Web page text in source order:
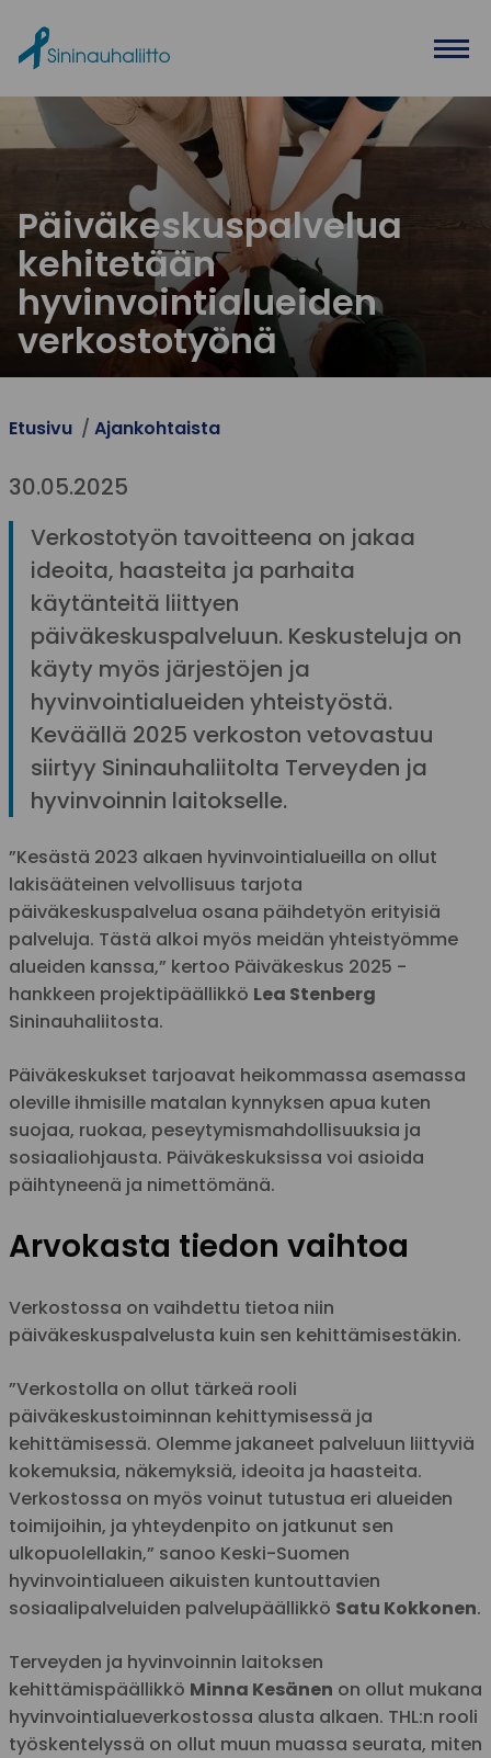
Päiväkeskuspalvelua
kehitetään
hyvinvointialueiden
verkostotyönä
Etusivu Ajankohtaista
30.05.2025
Verkostotyön tavoitteena on jakaa
ideoita, haasteita ja parhaita
käytänteitä liittyen
päiväkeskuspalveluun. Keskusteluja on
käyty myös järjestöjen ja
hyvinvointialueiden yhteistyöstä.
Keväällä 2025 verkoston vetovastuu
siirtyy Sininauhaliitolta Terveyden ja
hyvinvoinnin laitokselle.
”Kesästä 2023 alkaen hyvinvointialueilla on ollut
lakisääteinen velvollisuus tarjota
päiväkeskuspalvelua osana päihdetyön erityisiä
palveluja. Tästä alkoi myös meidän yhteistyömme
alueiden kanssa,” kertoo Päiväkeskus 2025 -
hankkeen projektipäällikkö Lea Stenberg
Sininauhaliitosta.
Päiväkeskukset tarjoavat heikommassa asemassa
oleville ihmisille matalan kynnyksen apua kuten
suojaa, ruokaa, peseytymismahdollisuuksia ja
sosiaaliohjausta. Päiväkeskuksissa voi asioida
päihtyneenä ja nimettömänä.
Arvokasta tiedon vaihtoa
Verkostossa on vaihdettu tietoa niin
päiväkeskuspalvelusta kuin sen kehittämisestäkin.
”Verkostolla on ollut tärkeä rooli
päiväkeskustoiminnan kehittymisessä ja
kehittämisessä. Olemme jakaneet palveluun liittyviä
kokemuksia, näkemyksiä, ideoita ja haasteita.
Verkostossa on myös voinut tutustua eri alueiden
toimijoihin, ja yhteydenpito on jatkunut sen
ulkopuolellakin,” sanoo Keski-Suomen
hyvinvointialueen aikuisten kuntouttavien
sosiaalipalveluiden palvelupäällikkö Satu Kokkonen.
Terveyden ja hyvinvoinnin laitoksen
kehittämispäällikkö Minna Kesänen on ollut mukana
hyvinvointialueverkostossa alusta alkaen. THL:n rooli
työskentelyssä on ollut muun muassa seurata, miten